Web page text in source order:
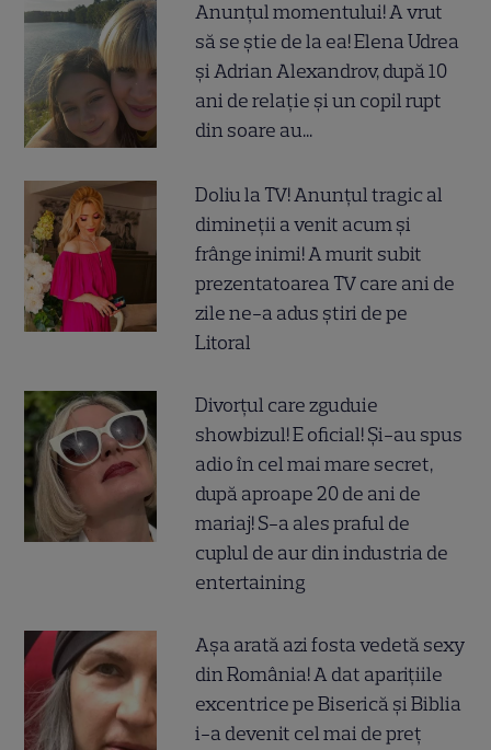
Anunțul momentului! A vrut
să se știe de la ea! Elena Udrea
și Adrian Alexandrov, după 10
ani de relație și un copil rupt
din soare au...
Doliu la TV! Anunțul tragic al
dimineții a venit acum și
frânge inimi! A murit subit
prezentatoarea TV care ani de
zile ne-a adus știri de pe
Litoral
Divorțul care zguduie
showbizul! E oficial! Și-au spus
adio în cel mai mare secret,
după aproape 20 de ani de
mariaj! S-a ales praful de
cuplul de aur din industria de
entertaining
Așa arată azi fosta vedetă sexy
din România! A dat aparițiile
excentrice pe Biserică și Biblia
i-a devenit cel mai de preț